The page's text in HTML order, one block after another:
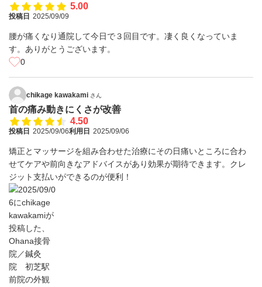
5.00
投稿日 2025/09/09
腰が痛くなり通院して今日で３回目です。凄く良くなっていま
す。ありがとうございます。
0
chikage kawakami さん
首の痛み動きにくさが改善
4.50
投稿日 2025/09/06利用日 2025/09/06
矯正とマッサージを組み合わせた治療にその日痛いところに合わ
せてケアや前向きなアドバイスがあり効果が期待できます。クレ
ジット支払いができるのが便利！